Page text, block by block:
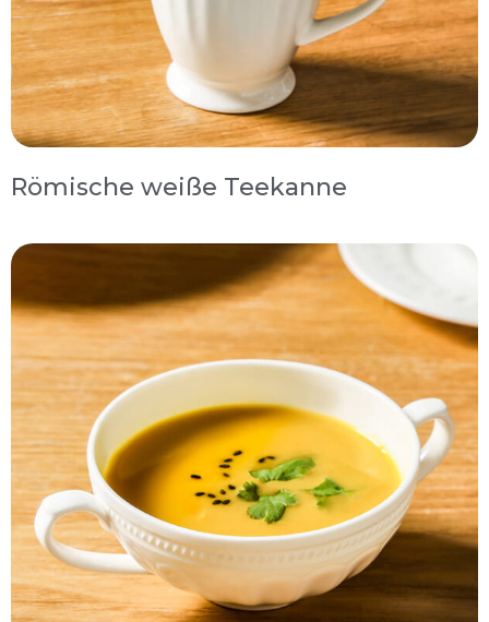
Römische weiße Teekanne